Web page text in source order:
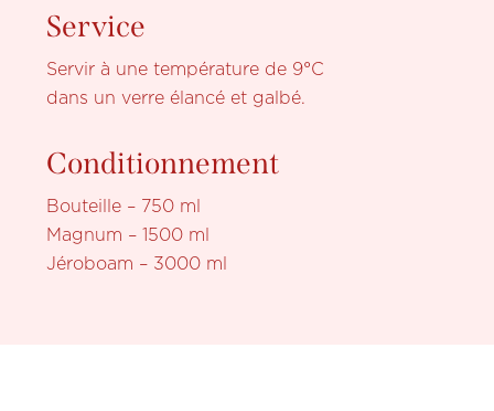
Service
Servir à une température de 9°C
dans un verre élancé et galbé.
Conditionnement
Bouteille – 750 ml
Magnum – 1500 ml
Jéroboam – 3000 ml